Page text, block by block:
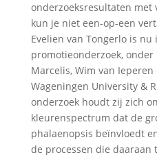
onderzoeksresultaten
kun je niet een-op-een
Evelien van Tongerlo is
promotieonderzoek,
Marcelis, Wim van
Wageningen University &
onderzoek houdt zij zich
kleurenspectrum dat de
phalaenopsis beïnvloedt
de processen die daaraan